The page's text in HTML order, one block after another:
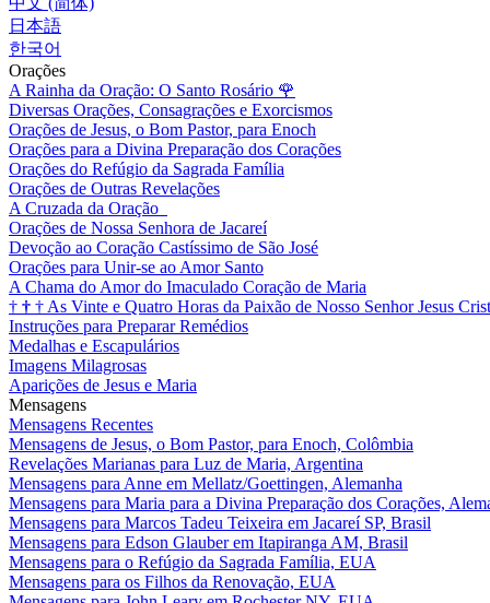
日本語
한국어
Orações
A Rainha da Oração: O Santo Rosário 🌹
Diversas Orações, Consagrações e Exorcismos
Orações de Jesus, o Bom Pastor, para Enoch
Orações para a Divina Preparação dos Corações
Orações do Refúgio da Sagrada Família
Orações de Outras Revelações
A Cruzada da Oração
Orações de Nossa Senhora de Jacareí
Devoção ao Coração Castíssimo de São José
Orações para Unir-se ao Amor Santo
A Chama do Amor do Imaculado Coração de Maria
† † † As Vinte e Quatro Horas da Paixão de Nosso Senhor Jesus
Instruções para Preparar Remédios
Medalhas e Escapulários
Imagens Milagrosas
Aparições de Jesus e Maria
Mensagens
Mensagens Recentes
Mensagens de Jesus, o Bom Pastor, para Enoch, Colômbia
Revelações Marianas para Luz de Maria, Argentina
Mensagens para Anne em Mellatz/Goettingen, Alemanha
Mensagens para Maria para a Divina Preparação dos Corações,
Mensagens para Marcos Tadeu Teixeira em Jacareí SP, Brasil
Mensagens para Edson Glauber em Itapiranga AM, Brasil
Mensagens para o Refúgio da Sagrada Família, EUA
Mensagens para os Filhos da Renovação, EUA